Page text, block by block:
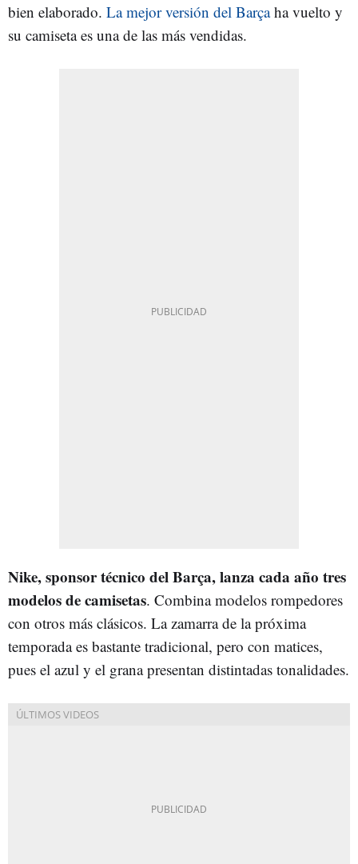
bien elaborado. La mejor versión del Barçaha vuelto y
su camiseta es una de las más vendidas.
Nike, sponsor técnico del Barça, lanza cada año tres
modelos de camisetas. Combina modelos rompedores
con otros más clásicos. La zamarra de la próxima
temporada es bastante tradicional, pero con matices,
pues el azul y el grana presentan distintadas tonalidades.